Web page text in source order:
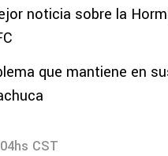
noticia sobre la
que mantiene en
CST